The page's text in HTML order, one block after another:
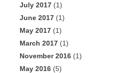
July 2017 (1)
June 2017 (1)
May 2017 (1)
March 2017 (1)
November 2016 (1)
May 2016 (5)